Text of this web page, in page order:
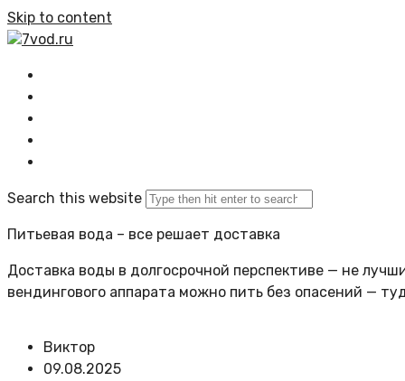
Skip to content
7vod.ru
Search this website
Питьевая вода – все решает доставка
Доставка воды в долгосрочной перспективе — не
вендингового аппарата можно пить без опасений —
Виктор
09.08.2025